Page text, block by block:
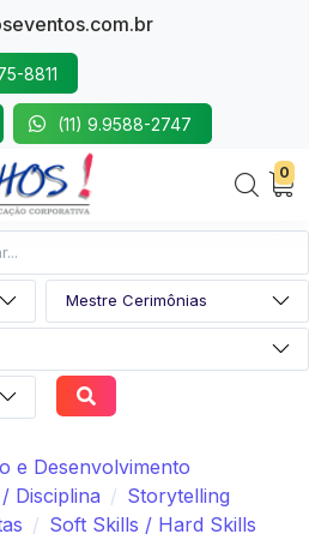
8811
(11) 9.9588-2747
0
e Desenvolvimento
Disciplina
Storytelling
Soft Skills / Hard Skills